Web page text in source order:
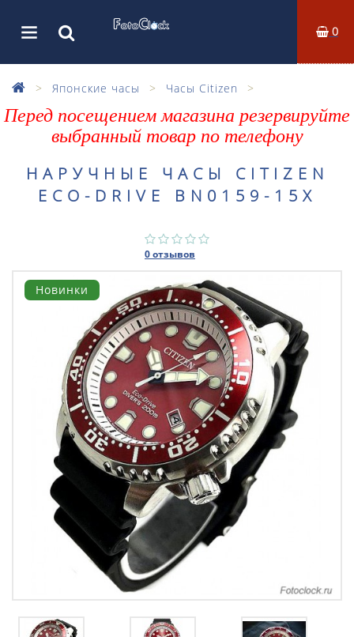
0
Японские часы Часы Citizen
Перед посещением магазина резервируйте
выбранный товар по телефону
НАРУЧНЫЕ ЧАСЫ CITIZEN
ECO-DRIVE BN0159-15X
0 отзывов
Новинки